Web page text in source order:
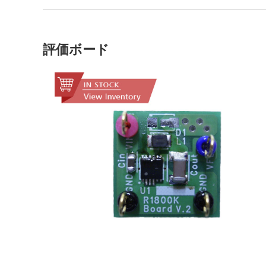
評価ボード